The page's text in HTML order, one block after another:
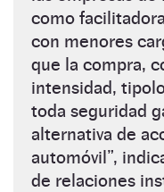
como
con menores
que la compra,
intensidad,
toda seguridad
alternativa de
automóvil”,
de relaciones